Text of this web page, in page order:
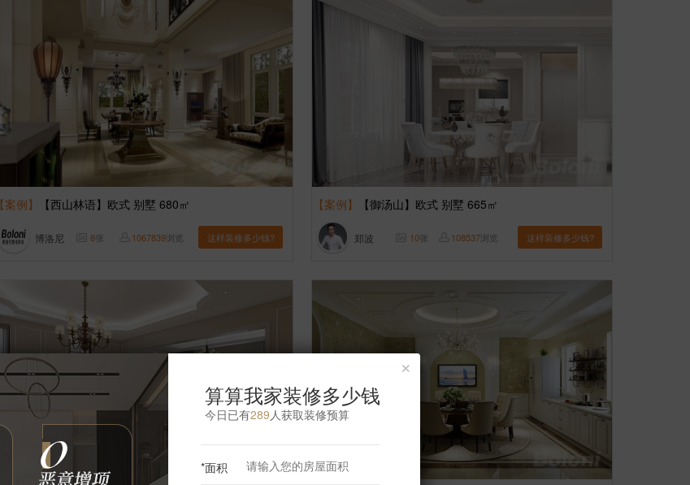
【案例】 【西山林语】欧式 别墅 680㎡
博洛尼 8张 1067839浏览 这样装修多少钱?
【案例】 【御汤山】欧式 别墅 665㎡
郑波 10张 108537浏览 这样装修多少钱?
×
算算我家装修多少钱
今日已有289 人获取装修预算
*面积